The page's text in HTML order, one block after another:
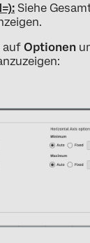
Siehe
auf Optionen